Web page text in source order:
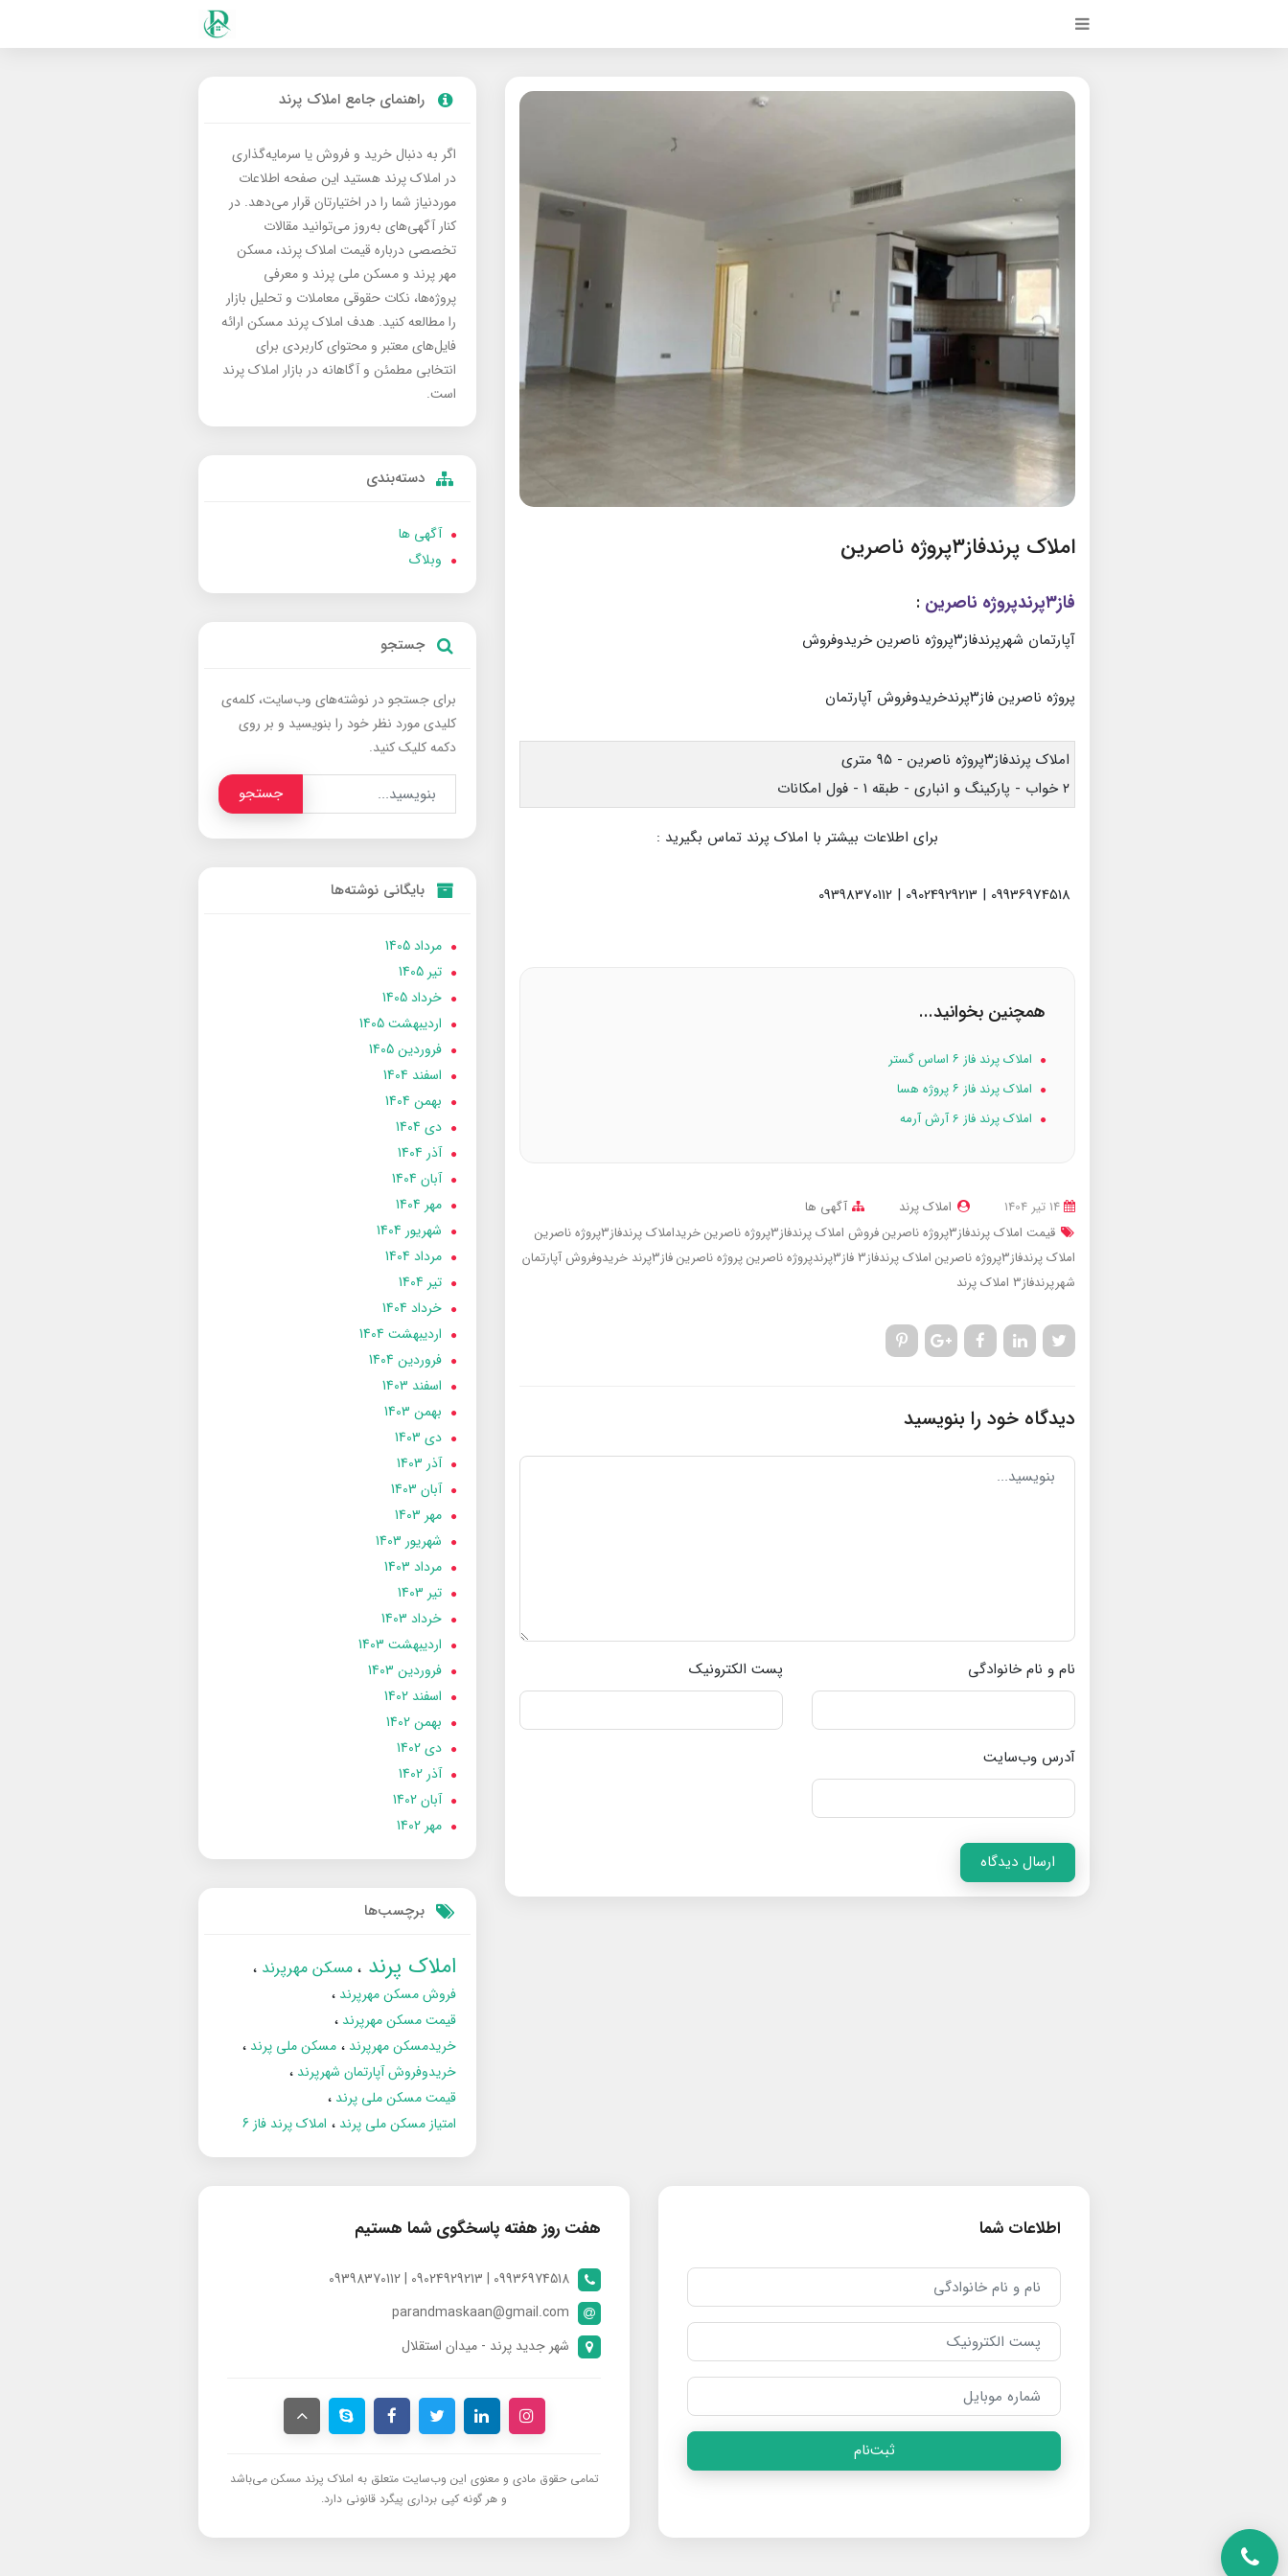
املاک پرندفاز۳پروژه ناصرین
فاز۳پرندپروژه ناصرین :
آپارتمان شهرپرندفاز۳پروژه ناصرین خریدوفروش
پروژه ناصرین فاز۳پرندخریدوفروش آپارتمان
املاک پرندفاز۳پروژه ناصرین - ۹۵ متری
۲ خواب - پارکینگ و انباری - طبقه ۱ - فول امکانات
برای اطلاعات بیشتر با املاک پرند تماس بگیرید :
همچنین بخوانید...
املاک پرند فاز ۶ اساس گستر
املاک پرند فاز ۶ پروژه هسا
املاک پرند فاز 6 آرش آرمه
املاک پرند
آگهی ها
قیمت املاک پرندفاز3پروژه ناصرین
فروش املاک پرندفاز3پروژه ناصرین
خریداملاک پرندفاز3پروژه ناصرین
املاک پرندفاز3پروژه ناصرین
املاک پرندفاز3 فاز3پرندپروژه ناصرین پروژه ناصرین فاز3پرند
خریدوفروش آپارتمان
شهرپرندفاز3
املاک پرند
دیدگاه خود را بنویسید
نام و نام خانوادگی پست الکترونیک
آدرس وب‌سایت
ارسال دیدگاه
راهنمای جامع املاک پرند
اگر به دنبال خرید و فروش یا سرمایه‌گذاری
در املاک پرند هستید این صفحه اطلاعات
موردنیاز شما را در اختیارتان قرار می‌دهد. در
کنار آگهی‌های به‌روز می‌توانید مقالات
تخصصی درباره قیمت املاک پرند، مسکن
مهر پرند و مسکن ملی پرند و معرفی
پروژه‌ها، نکات حقوقی معاملات و تحلیل بازار
را مطالعه کنید. هدف املاک پرند مسکن ارائه
فایل‌های معتبر و محتوای کاربردی برای
انتخابی مطمئن و آگاهانه در بازار املاک پرند
است.
دسته‌بندی
آگهی ها
وبلاگ
جستجو
برای جستجو در نوشته‌های وب‌سایت، کلمه‌ی
کلیدی مورد نظر خود را بنویسید و بر روی
دکمه کلیک کنید.
جستجو
بایگانی نوشته‌ها
مرداد 1405
تير 1405
خرداد 1405
ارديبهشت 1405
فروردین 1405
اسفند 1404
بهمن 1404
دی 1404
آذر 1404
آبان 1404
مهر 1404
شهریور 1404
مرداد 1404
تير 1404
خرداد 1404
ارديبهشت 1404
فروردین 1404
اسفند 1403
بهمن 1403
دی 1403
آذر 1403
آبان 1403
مهر 1403
شهریور 1403
مرداد 1403
تير 1403
خرداد 1403
ارديبهشت 1403
فروردین 1403
اسفند 1402
بهمن 1402
دی 1402
آذر 1402
آبان 1402
مهر 1402
برچسب‌ها
املاک پرند مسکن مهرپرند
فروش مسکن مهرپرند
قیمت مسکن مهرپرند
خریدمسکن مهرپرند
مسکن ملی پرند
خریدوفروش آپارتمان شهرپرند
قیمت مسکن ملی پرند
امتیاز مسکن ملی پرند
املاک پرند فاز 6
اطلاعات شما
ثبت‌نام
هفت روز هفته پاسخگوی شما هستیم
09936974518 | 09024929213 | 09398370112
parandmaskaan@gmail.com
شهر جدید پرند - میدان استقلال
تمامی حقوق مادی و معنوی این وب‌سایت متعلق به املاک پرند مسکن می‌باشد
و هر گونه کپی برداری پیگرد قانونی دارد.